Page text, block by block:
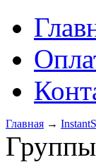
Главная →